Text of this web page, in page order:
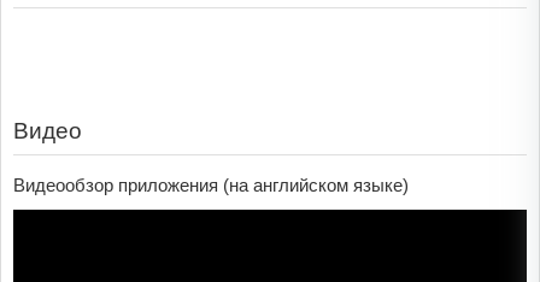
Видео
Видеообзор приложения (на английском языке)